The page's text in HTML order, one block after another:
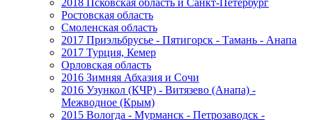
2018 Псковская область и Санкт-Петербург
Ростовская область
Смоленская область
2017 Приэльбрусье - Пятигорск - Тамань - Анапа
2017 Турция, Кемер
Орловская область
2016 Зимняя Абхазия и Сочи
2016 Узункол (КЧР) - Витязево (Анапа) -
Межводное (Крым)
2015 Вологда - Мурманск - Петрозаводск -